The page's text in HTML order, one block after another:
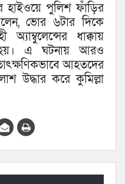
হাইওয়ে পুলিশ ফাঁড়ির
ভোর ৬টার দিকে
ধাক্কায়
এ ঘটনায় আরও
আহতদের
উদ্ধার করে কুমিল্লা